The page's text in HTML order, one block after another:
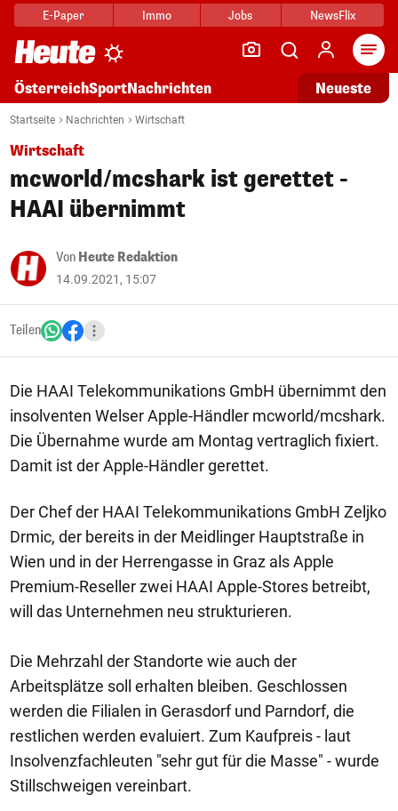
E-Paper Immo Jobs NewsFlix
ÖsterreichSportNachrichten Neueste
Startseite Nachrichten Wirtschaft
Wirtschaft
mcworld/mcshark ist gerettet -
HAAI übernimmt
Von Heute Redaktion
14.09.2021, 15:07
Teilen
Die HAAI Telekommunikations GmbH übernimmt den
insolventen Welser Apple-Händler mcworld/mcshark.
Die Übernahme wurde am Montag vertraglich fixiert.
Damit ist der Apple-Händler gerettet.
Der Chef der HAAI Telekommunikations GmbH Zeljko
Drmic, der bereits in der Meidlinger Hauptstraße in
Wien und in der Herrengasse in Graz als Apple
Premium-Reseller zwei HAAI Apple-Stores betreibt,
will das Unternehmen neu strukturieren.
Die Mehrzahl der Standorte wie auch der
Arbeitsplätze soll erhalten bleiben. Geschlossen
werden die Filialen in Gerasdorf und Parndorf, die
restlichen werden evaluiert. Zum Kaufpreis - laut
Insolvenzfachleuten "sehr gut für die Masse" - wurde
Stillschweigen vereinbart.